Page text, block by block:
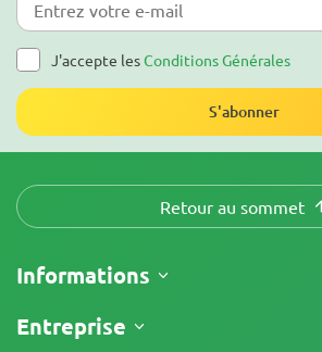
J'accepte lesConditions Générales
S'abonner
Retour au sommet
Informations
Expédition
Entreprise